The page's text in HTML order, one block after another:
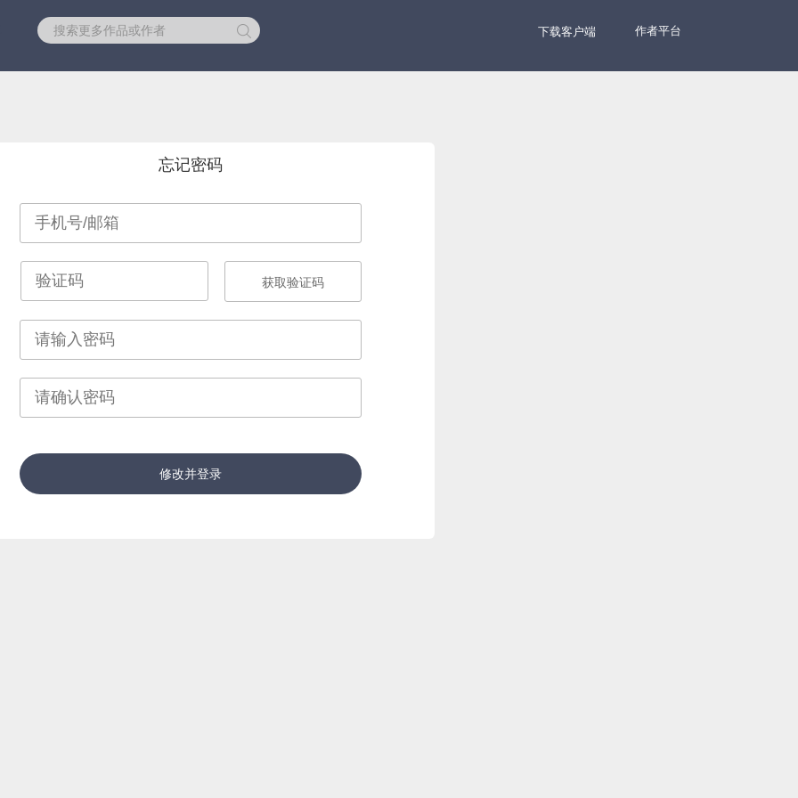
下载客户端 作者平台
忘记密码
获取验证码
修改并登录